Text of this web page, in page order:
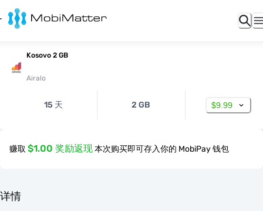
Kosovo 2 GB
Airalo
15 天 2 GB $9.99
赚取 $1.00 奖励返现本次购买即可存入你的 MobiPay 钱包
详情